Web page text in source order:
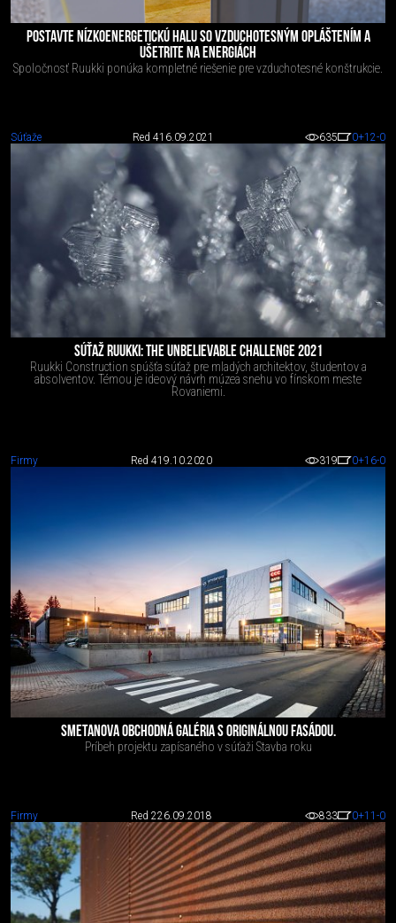
POSTAVTE NÍZKOENERGETICKÚ HALU SO VZDUCHOTESNÝM OPLÁŠTENÍM A
UŠETRITE NA ENERGIÁCH
Spoločnosť Ruukki ponúka kompletné riešenie pre vzduchotesné konštrukcie.
Súťaže Red 416.09.2021 635 0+12-0
SÚŤAŽ RUUKKI: THE UNBELIEVABLE CHALLENGE 2021
Ruukki Construction spúšťa súťaž pre mladých architektov, študentov a
absolventov. Témou je ideový návrh múzea snehu vo fínskom meste
Rovaniemi.
Firmy Red 419.10.2020 319 0+16-0
SMETANOVA OBCHODNÁ GALÉRIA S ORIGINÁLNOU FASÁDOU.
Príbeh projektu zapísaného v súťaži Stavba roku
Firmy Red 226.09.2018 833 0+11 -0